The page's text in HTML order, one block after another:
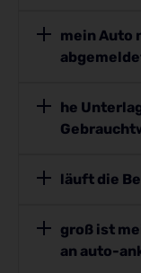
mein Auto
he
läuft die
groß ist
an auto-